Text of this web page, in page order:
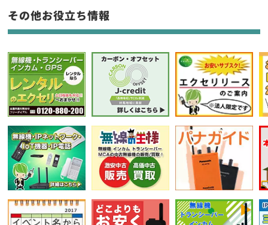
フリーワード入力(製品名等)
選択条件をリセット
その他お役立ち情報